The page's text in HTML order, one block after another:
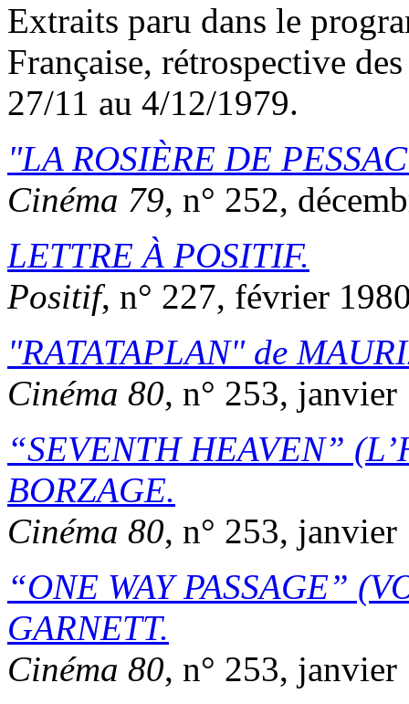
Extraits paru dans le
Française, rétrospective
27/11 au 4/12/1979.
LA ROSIÈRE DE PESSAC
Cinéma 79, n° 252,
LETTRE À POSITIF.
Positif, n° 227, février
RATATAPLAN de
Cinéma 80, n° 253, janvier
SEVENTH HEAVEN
BORZAGE.
Cinéma 80, n° 253, janvier
ONE WAY PASSAGE
GARNETT.
Cinéma 80, n° 253, janvier